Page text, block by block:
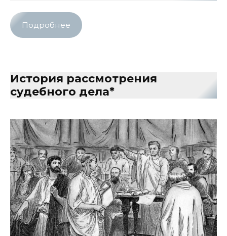
Подробнее
История рассмотрения
судебного дела*